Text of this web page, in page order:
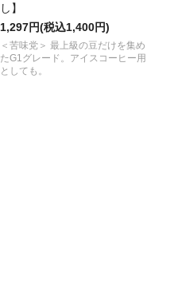
し】
1,297円(税込1,400円)
＜苦味党＞ 最上級の豆だけを集め
たG1グレード。アイスコーヒー用
としても。